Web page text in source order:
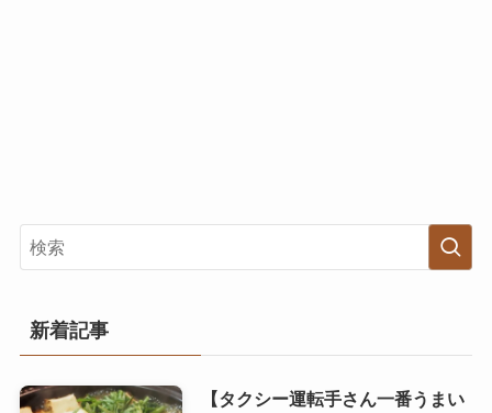
新着記事
【タクシー運転手さん一番うまい